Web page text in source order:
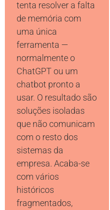
tenta resolver a falta
de memória com
uma única
ferramenta —
normalmente o
ChatGPT ou um
chatbot pronto a
usar. O resultado são
soluções isoladas
que não comunicam
com o resto dos
sistemas da
empresa. Acaba-se
com vários
históricos
fragmentados,